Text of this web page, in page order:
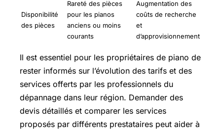
Disponibilité
des pièces
Rareté des pièces
pour les pianos
anciens ou moins
courants
Augmentation des
coûts de recherche
et
d’approvisionnement
Il est essentiel pour les propriétaires de piano de
rester informés sur l’évolution des tarifs et des
services offerts par les professionnels du
dépannage dans leur région. Demander des
devis détaillés et comparer les services
proposés par différents prestataires peut aider à